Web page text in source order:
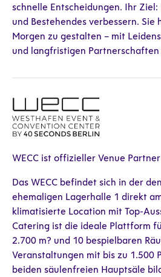
schnelle Entscheidungen. Ihr
und Bestehendes verbessern. Sie
Morgen zu gestalten – mit
und langfristigen
WECC ist offizieller Venue
Das WECC befindet sich in der
ehemaligen Lagerhalle 1 direkt
klimatisierte Location mit Top-
Catering ist die ideale Plattform
2.700 m? und 10 bespielbaren
Veranstaltungen mit bis zu 1.500
beiden säulenfreien Hauptsäle